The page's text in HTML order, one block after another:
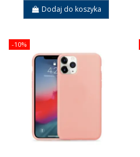
Dodaj do koszyka
-10%